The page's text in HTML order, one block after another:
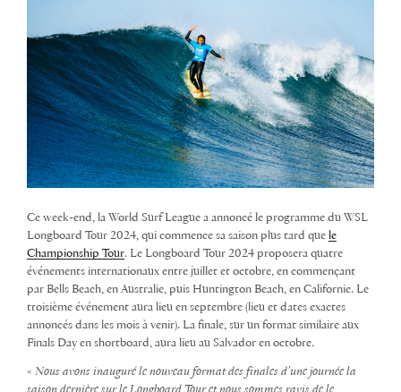
Ce week-end, la World Surf League a annoncé le programme du WSL
Longboard Tour 2024, qui commence sa saison plus tard que le
Championship Tour. Le Longboard Tour 2024 proposera quatre
événements internationaux entre juillet et octobre, en commençant
par Bells Beach, en Australie, puis Huntington Beach, en Californie. Le
troisième événement aura lieu en septembre (lieu et dates exactes
annoncés dans les mois à venir). La finale, sur un format similaire aux
Finals Day en shortboard, aura lieu au Salvador en octobre.
« Nous avons inauguré le nouveau format des finales d’une journée la
saison dernière sur le Longboard Tour et nous sommes ravis de le